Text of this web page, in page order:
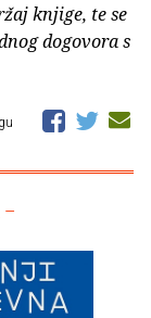
knjige, te se
dogovora s
–